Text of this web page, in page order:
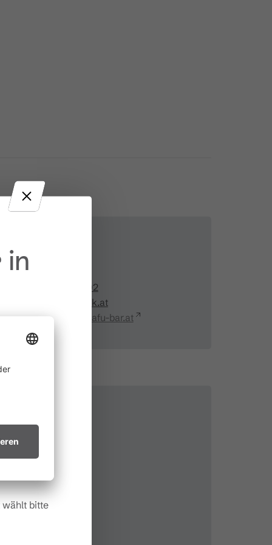
+43 650 96 79 192
schmafu@outlook.at
http://www.schmafu-bar.at
in
wählt bitte